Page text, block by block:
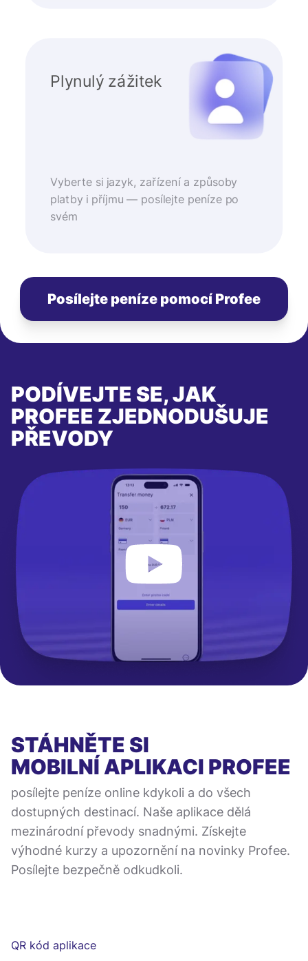
Plynulý zážitek
Vyberte si jazyk, zařízení a způsoby
platby i příjmu — posílejte peníze po
svém
Posílejte peníze pomocí Profee
PODÍVEJTE SE, JAK
PROFEE ZJEDNODUŠUJE
PŘEVODY
STÁHNĚTE SI
MOBILNÍ APLIKACI PROFEE
posílejte peníze online kdykoli a do všech
dostupných destinací. Naše aplikace dělá
mezinárodní převody snadnými. Získejte
výhodné kurzy a upozornění na novinky Profee.
Posílejte bezpečně odkudkoli.
QR kód aplikace